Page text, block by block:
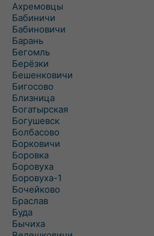
Ахремовцы
Бабиничи
Бабиновичи
Барань
Бегомль
Берёзки
Бешенковичи
Бигосово
Близница
Богатырская
Богушевск
Болбасово
Борковичи
Боровка
Боровуха
Боровуха-1
Бочейково
Браслав
Буда
Бычиха